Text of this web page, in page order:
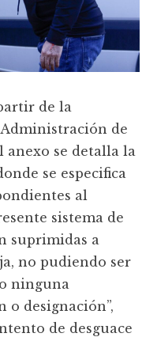
de la
Administración de
anexo se detalla la
se especifica
al
sistema de
suprimidas a
no pudiendo ser
ninguna
o designación”,
de desguace